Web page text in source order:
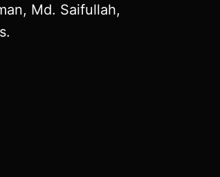
Md. Saifullah,